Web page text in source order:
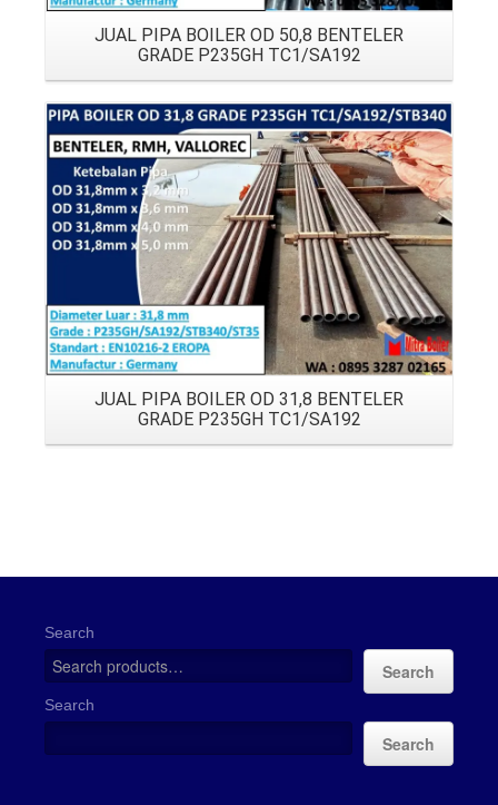
JUAL PIPA BOILER OD 50,8 BENTELER
GRADE P235GH TC1/SA192
Details
JUAL PIPA BOILER OD 31,8 BENTELER
GRADE P235GH TC1/SA192
Search
Search
Search
Search